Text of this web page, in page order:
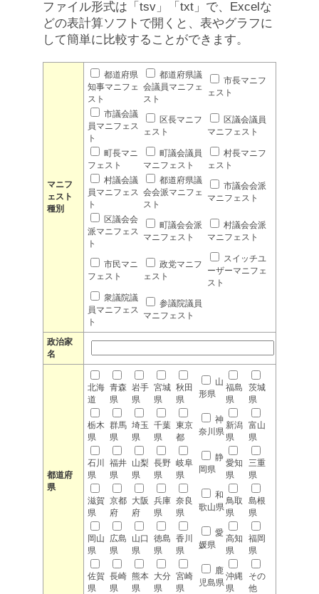
ファイル形式は「tsv」「txt」で、Excelな
どの表計算ソフトで開くと、表やグラフに
して簡単に比較することができます。
マニフ
ェスト
種別
都道府県
知事マニフェ
スト
都道府県議
会議員マニフェ
スト
市長マニフ
ェスト
市議会議
員マニフェス
ト
区長マニフ
ェスト
区議会議員
マニフェスト
町長マニ
フェスト
町議会議員
マニフェスト
村長マニフ
ェスト
村議会議
員マニフェス
ト
都道府県議
会会派マニフェ
スト
市議会会派
マニフェスト
区議会会
派マニフェス
ト
町議会会派
マニフェスト
村議会会派
マニフェスト
市民マニ
フェスト
政党マニフ
ェスト
スイッチユ
ーザーマニフェ
スト
衆議院議
員マニフェス
ト
参議院議員
マニフェスト
政治家
名
都道府
県
北海
道
青森
県
岩手
県
宮城
県
秋田
県
山
形県
福島
県
茨城
県
栃木
県
群馬
県
埼玉
県
千葉
県
東京
都
神
奈川県
新潟
県
富山
県
石川
県
福井
県
山梨
県
長野
県
岐阜
県
静
岡県
愛知
県
三重
県
滋賀
県
京都
府
大阪
府
兵庫
県
奈良
県
和
歌山県
鳥取
県
島根
県
岡山
県
広島
県
山口
県
徳島
県
香川
県
愛
媛県
高知
県
福岡
県
佐賀
県
長崎
県
熊本
県
大分
県
宮崎
県
鹿
児島県
沖縄
県
その
他